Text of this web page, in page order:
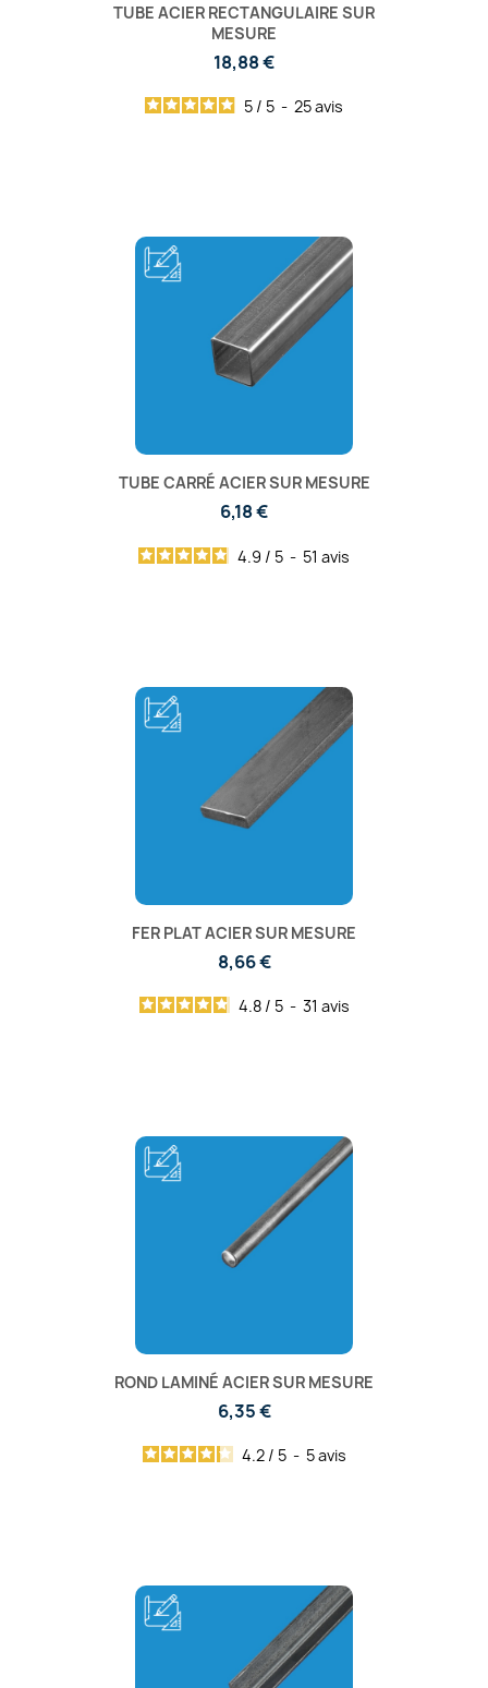
TUBE ACIER RECTANGULAIRE SUR
MESURE
18,88 €
5 / 5 - 25avis
TUBE CARRÉ ACIER SUR MESURE
6,18 €
4.9 / 5 - 51 avis
FER PLAT ACIER SUR MESURE
8,66 €
4.8 / 5 - 31 avis
ROND LAMINÉ ACIER SUR MESURE
6,35 €
4.2 / 5 - 5avis